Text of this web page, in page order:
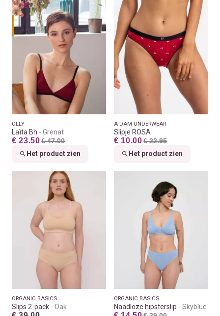
OLLY
Laïta Bh Grenat
€ 23.50 € 47.00
Het product zien
A-DAM UNDERWEAR
Slipje ROSA
€ 10.00 € 22.95
Het product zien
ORGANIC BASICS
Slips 2-pack Oak
ORGANIC BASICS
Naadloze hipsterslip Skyblue